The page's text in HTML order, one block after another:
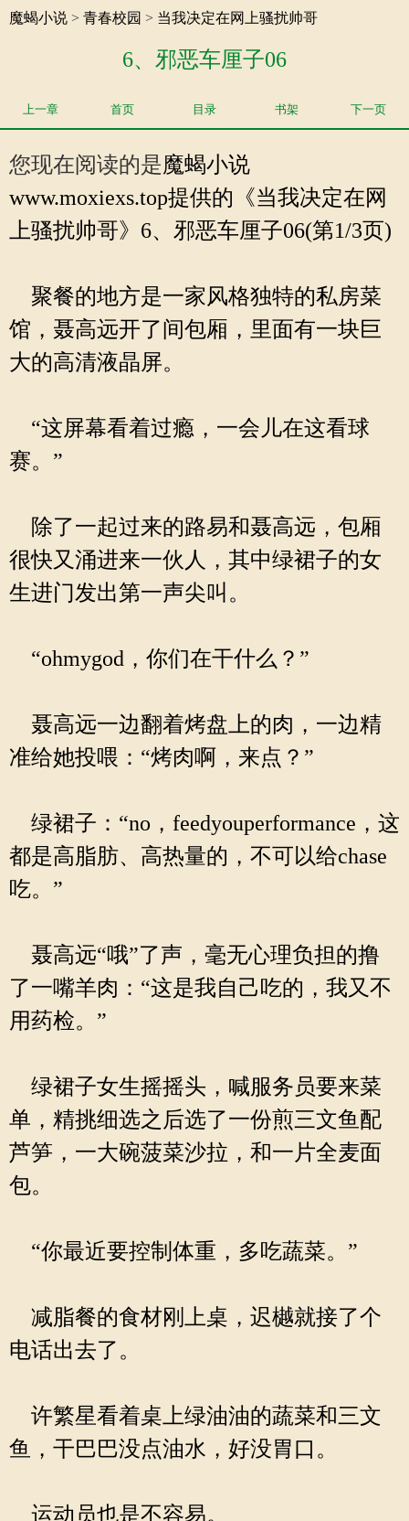
魔蝎小说 > 青春校园 > 当我决定在网上骚扰帅哥
6、邪恶车厘子06
上一章 首页 目录 书架 下一页
您现在阅读的是魔蝎小说
www.moxiexs.top提供的《当我决定在网
上骚扰帅哥》6、邪恶车厘子06(第1/3页)
聚餐的地方是一家风格独特的私房菜
馆，聂高远开了间包厢，里面有一块巨
大的高清液晶屏。
“这屏幕看着过瘾，一会儿在这看球
赛。”
除了一起过来的路易和聂高远，包厢
很快又涌进来一伙人，其中绿裙子的女
生进门发出第一声尖叫。
“ohmygod，你们在干什么？”
聂高远一边翻着烤盘上的肉，一边精
准给她投喂：“烤肉啊，来点？”
绿裙子：“no，feedyouperformance，这
都是高脂肪、高热量的，不可以给chase
吃。”
聂高远“哦”了声，毫无心理负担的撸
了一嘴羊肉：“这是我自己吃的，我又不
用药检。”
绿裙子女生摇摇头，喊服务员要来菜
单，精挑细选之后选了一份煎三文鱼配
芦笋，一大碗菠菜沙拉，和一片全麦面
包。
“你最近要控制体重，多吃蔬菜。”
减脂餐的食材刚上桌，迟樾就接了个
电话出去了。
许繁星看着桌上绿油油的蔬菜和三文
鱼，干巴巴没点油水，好没胃口。
运动员也是不容易。